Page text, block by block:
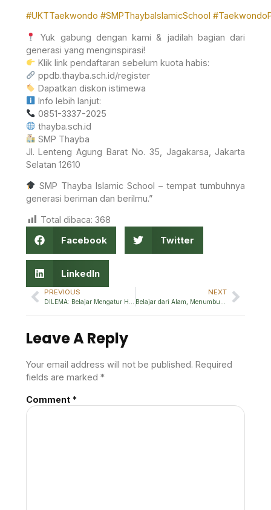
#UKTTaekwondo #SMPThaybaIslamicSchool
Yuk gabung dengan kami & jadilah bagian dari
generasi yang menginspirasi!
Klik link pendaftaran sebelum kuota habis:
ppdb.thayba.sch.id/register
Dapatkan diskon istimewa
Info lebih lanjut:
0851-3337-2025
thayba.sch.id
SMP Thayba
Jl. Lenteng Agung Barat No. 35, Jagakarsa, Jakarta
Selatan 12610
SMP Thayba Islamic School – tempat tumbuhnya
generasi beriman dan berilmu.”
Total dibaca: 368
Facebook Twitter
LinkedIn
PREVIOUS NEXT
Leave A Reply
Your email address will not be published. Required
fields are marked *
Comment *